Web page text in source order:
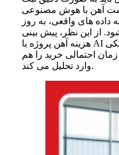
آهن با هوش مصنوعی
داده های واقعی، به روز
از این نظر، پیش‌ بینی
هزینه آهن پروژه با AI فقط به قیمت لحظه ای متکی
احتمالی خرید را هم
وارد تحلیل می کند.